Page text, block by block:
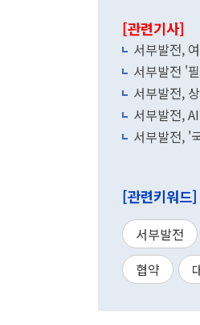
[관련기사]
서부발전,
서부발전 '
서부발전,
서부발전,
서부발전, '
[관련키워드]
서부발전
협약